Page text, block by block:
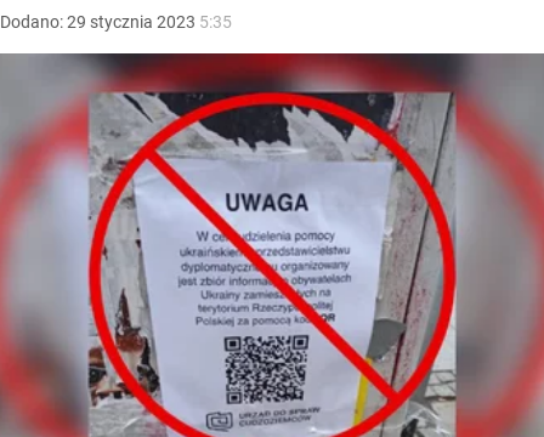
Dodano:29 stycznia 2023 5:35